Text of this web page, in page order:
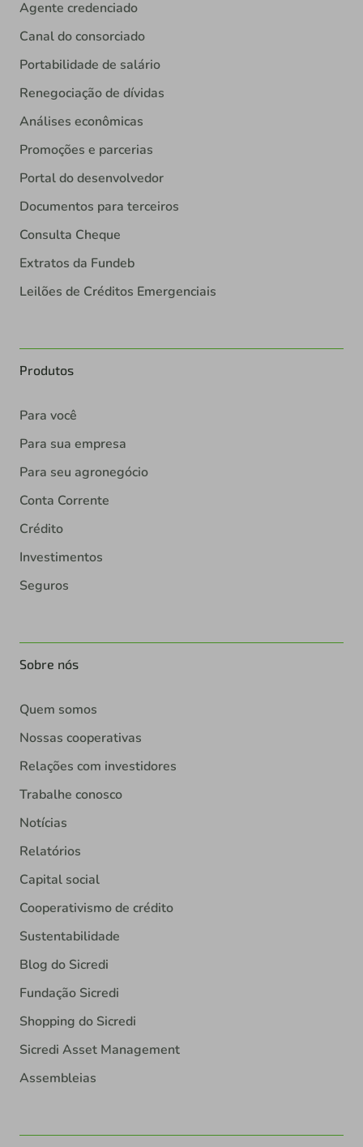
Agente credenciado
Canal do consorciado
Portabilidade de salário
Renegociação de dívidas
Análises econômicas
Promoções e parcerias
Portal do desenvolvedor
Documentos para terceiros
Consulta Cheque
Extratos da Fundeb
Leilões de Créditos Emergenciais
Produtos
Para você
Para sua empresa
Para seu agronegócio
Conta Corrente
Crédito
Investimentos
Seguros
Sobre nós
Quem somos
Nossas cooperativas
Relações com investidores
Trabalhe conosco
Notícias
Relatórios
Capital social
Cooperativismo de crédito
Sustentabilidade
Blog do Sicredi
Fundação Sicredi
Shopping do Sicredi
Sicredi Asset Management
Assembleias